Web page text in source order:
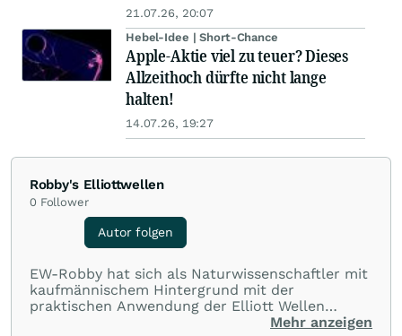
21.07.26, 20:07
Hebel-Idee | Short-Chance
Apple-Aktie viel zu teuer? Dieses
Allzeithoch dürfte nicht lange
halten!
14.07.26, 19:27
Robby's Elliottwellen
0 Follower
Autor folgen
EW-Robby hat sich als Naturwissenschaftler mit
kaufmännischem Hintergrund mit der
praktischen Anwendung der Elliott Wellen
Theorie als ernsthaftes Verfahren zurMehr anzeigen